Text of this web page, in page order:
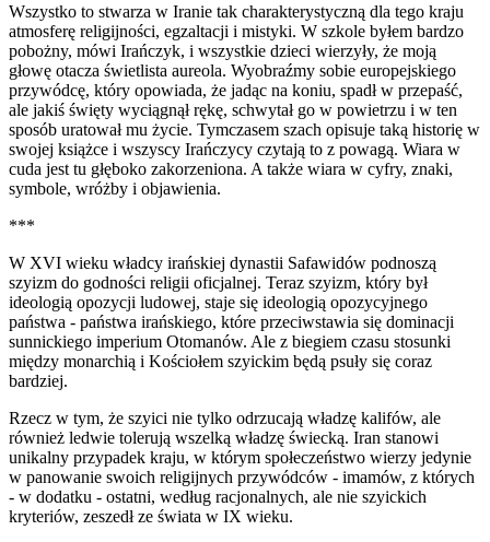
Wszystko to stwarza w Iranie tak charakterystyczną dla tego kraju
atmosferę religijności, egzaltacji i mistyki. W szkole byłem bardzo
pobożny, mówi Irańczyk, i wszystkie dzieci wierzyły, że moją
głowę otacza świetlista aureola. Wyobraźmy sobie europejskiego
przywódcę, który opowiada, że jadąc na koniu, spadł w przepaść,
ale jakiś święty wyciągnął rękę, schwytał go w powietrzu i w ten
sposób uratował mu życie. Tymczasem szach opisuje taką historię w
swojej książce i wszyscy Irańczycy czytają to z powagą. Wiara w
cuda jest tu głęboko zakorzeniona. A także wiara w cyfry, znaki,
symbole, wróżby i objawienia.
***
W XVI wieku władcy irańskiej dynastii Safawidów podnoszą
szyizm do godności religii oficjalnej. Teraz szyizm, który był
ideologią opozycji ludowej, staje się ideologią opozycyjnego
państwa - państwa irańskiego, które przeciwstawia się dominacji
sunnickiego imperium Otomanów. Ale z biegiem czasu stosunki
między monarchią i Kościołem szyickim będą psuły się coraz
bardziej.
Rzecz w tym, że szyici nie tylko odrzucają władzę kalifów, ale
również ledwie tolerują wszelką władzę świecką. Iran stanowi
unikalny przypadek kraju, w którym społeczeństwo wierzy jedynie
w panowanie swoich religijnych przywódców - imamów, z których
- w dodatku - ostatni, według racjonalnych, ale nie szyickich
kryteriów, zeszedł ze świata w IX wieku.